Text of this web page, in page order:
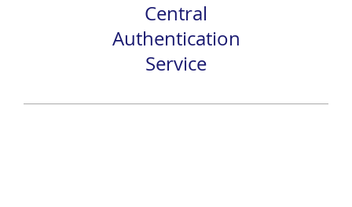
Central
Authentication
Service